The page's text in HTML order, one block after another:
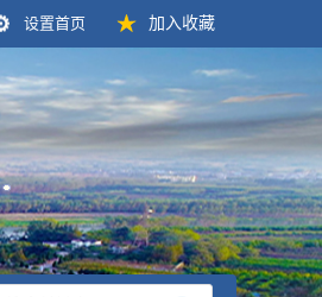
设置首页 加入收藏